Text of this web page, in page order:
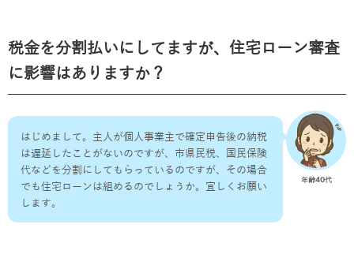
税金を分割払いにしてますが、住宅ローン審査
に影響はありますか？
年齢40代
はじめまして。主人が個人事業主で確定申告後の納税
は遅延したことがないのですが、市県民税、国民保険
代などを分割にしてもらっているのですが、その場合
でも住宅ローンは組めるのでしょうか。宜しくお願い
します。